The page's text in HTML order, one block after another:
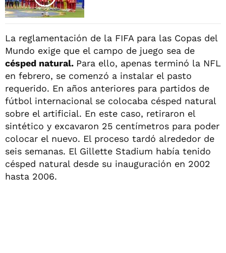
La reglamentación de la FIFA para las Copas del
Mundo exige que el campo de juego sea de
césped natural. Para ello, apenas terminó la NFL
en febrero, se comenzó a instalar el pasto
requerido. En años anteriores para partidos de
fútbol internacional se colocaba césped natural
sobre el artificial. En este caso, retiraron el
sintético y excavaron 25 centímetros para poder
colocar el nuevo. El proceso tardó alrededor de
seis semanas. El Gillette Stadium había tenido
césped natural desde su inauguración en 2002
hasta 2006.